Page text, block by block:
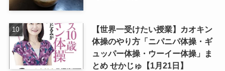
【世界一受けたい授業】カオキン
体操のやり方「ニパニパ体操・ギ
ュッパー体操・ウーイー体操」ま
とめ せかじゅ【1月21日】